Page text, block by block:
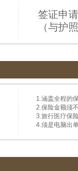
签证申
（与护
1.涵盖全程的保
2.保险金额须不
3.旅行医疗保
4.须是电脑出